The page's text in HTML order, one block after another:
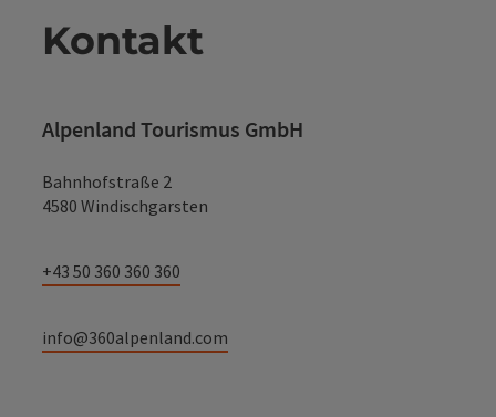
Kontakt
Alpenland Tourismus GmbH
Bahnhofstraße 2
4580 Windischgarsten
+43 50 360 360 360
info@360alpenland.com